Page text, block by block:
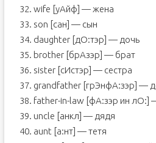
32. wife [уАйф] — жена
33. son [сан] — сын
34. daughter [дО:тэр] — дочь
35. brother [брАзэр] — брат
36. sister [сИстэр] — сестра
37. grandfather [грЭнфА:зэр] —
38. father-in-law [фА:зэр ин лО:]
39. uncle [анкл] — дядя
40. aunt [а:нт] — тетя